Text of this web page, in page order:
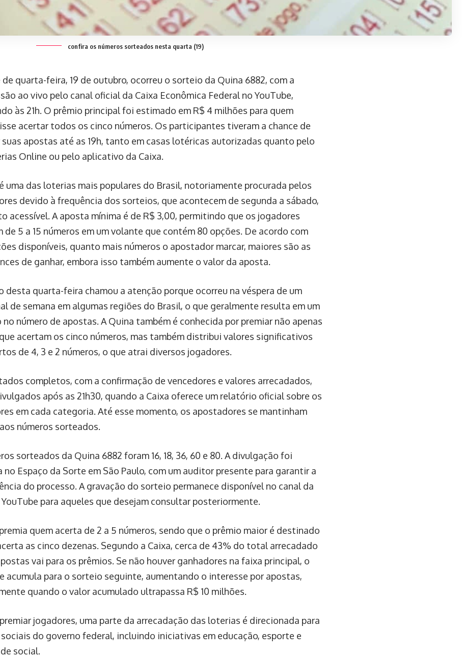
confira os números sorteados nesta quarta (19)
quarta-feira, 19 de outubro, ocorreu o sorteio da Quina 6882, com a
ao vivo pelo canal oficial da Caixa Econômica Federal no YouTube,
às 21h. O prêmio principal foi estimado em R$ 4 milhões para quem
acertar todos os cinco números. Os participantes tiveram a chance de
apostas até as 19h, tanto em casas lotéricas autorizadas quanto pelo
Online ou pelo aplicativo da Caixa.
uma das loterias mais populares do Brasil, notoriamente procurada pelos
devido à frequência dos sorteios, que acontecem de segunda a sábado,
acessível. A aposta mínima é de R$ 3,00, permitindo que os jogadores
de 5 a 15 números em um volante que contém 80 opções. De acordo com
disponíveis, quanto mais números o apostador marcar, maiores são as
de ganhar, embora isso também aumente o valor da aposta.
desta quarta-feira chamou a atenção porque ocorreu na véspera de um
de semana em algumas regiões do Brasil, o que geralmente resulta em um
no número de apostas. A Quina também é conhecida por premiar não apenas
acertam os cinco números, mas também distribui valores significativos
de 4, 3 e 2 números, o que atrai diversos jogadores.
completos, com a confirmação de vencedores e valores arrecadados,
após as 21h30, quando a Caixa oferece um relatório oficial sobre os
em cada categoria. Até esse momento, os apostadores se mantinham
números sorteados.
sorteados da Quina 6882 foram 16, 18, 36, 60 e 80. A divulgação foi
no Espaço da Sorte em São Paulo, com um auditor presente para garantir a
do processo. A gravação do sorteio permanece disponível no canal da
YouTube para aqueles que desejam consultar posteriormente.
quem acerta de 2 a 5 números, sendo que o prêmio maior é destinado
as cinco dezenas. Segundo a Caixa, cerca de 43% do total arrecadado
vai para os prêmios. Se não houver ganhadores na faixa principal, o
acumula para o sorteio seguinte, aumentando o interesse por apostas,
quando o valor acumulado ultrapassa R$ 10 milhões.
jogadores, uma parte da arrecadação das loterias é direcionada para
do governo federal, incluindo iniciativas em educação, esporte e
social.